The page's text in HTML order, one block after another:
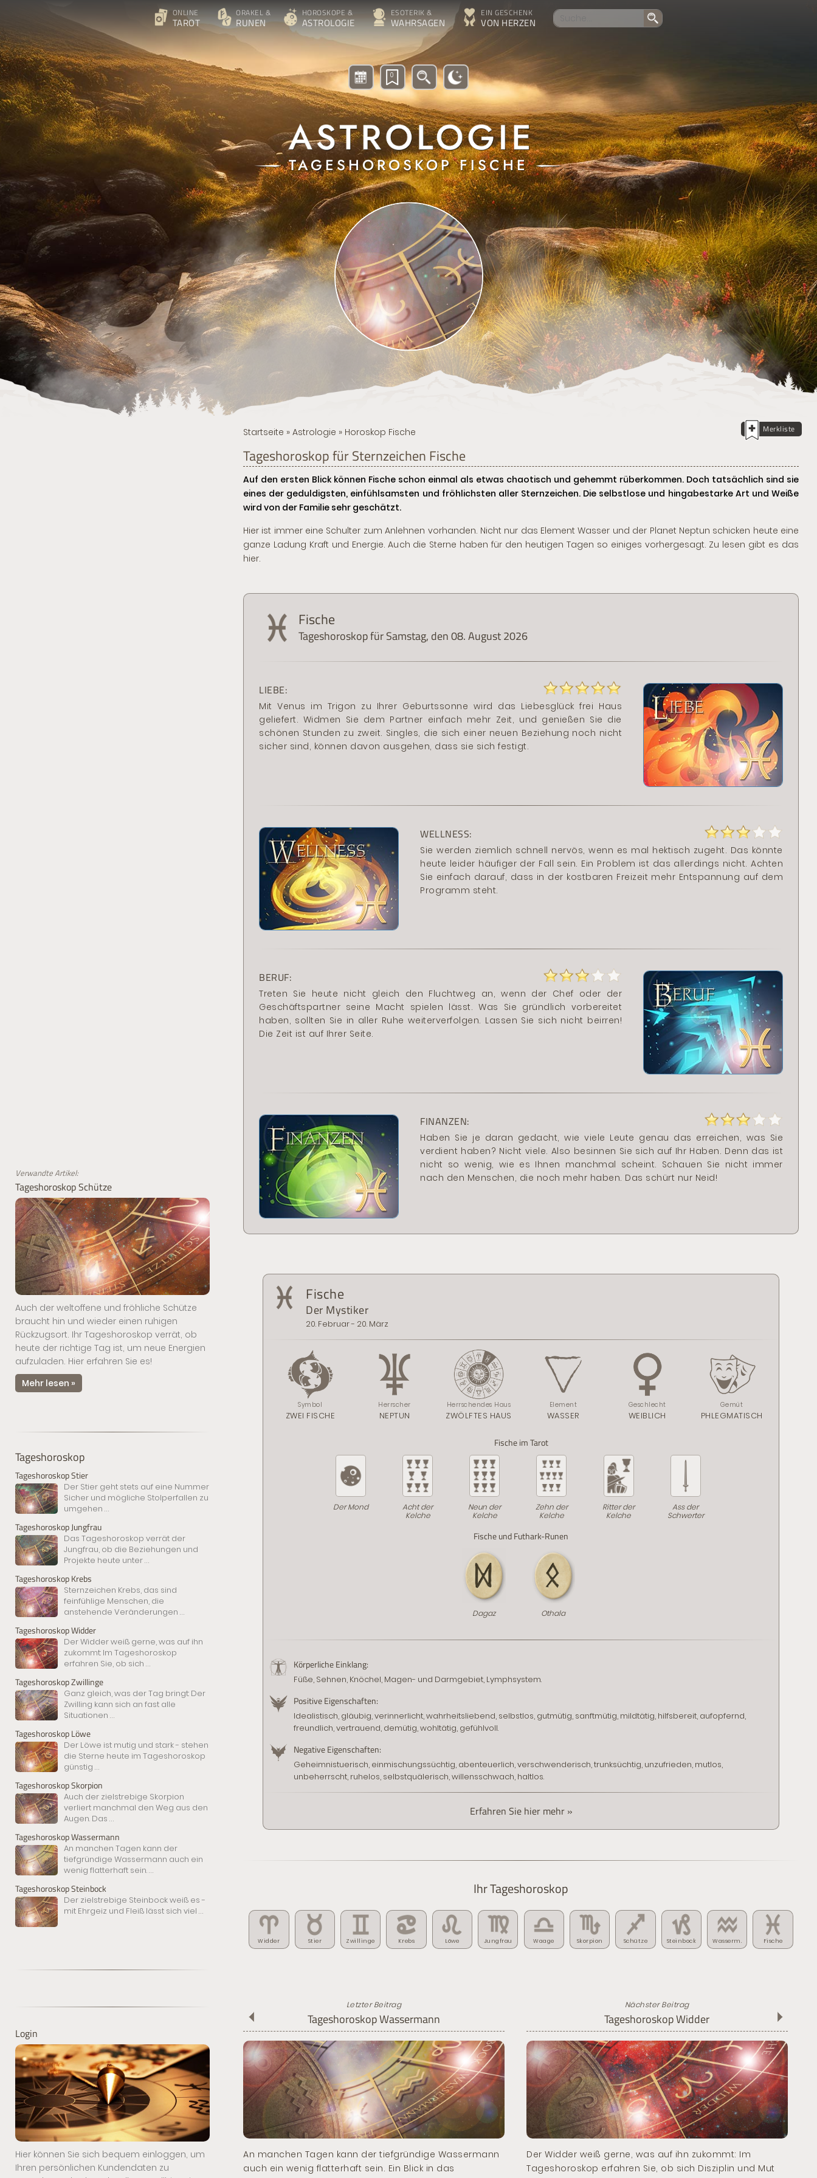
ONLINE
TAROT
ORAKEL &
RUNEN
HOROSKOPE &
ASTROLOGIE
ESOTERIK &
WAHRSAGEN
EIN GESCHENK
VON HERZEN
0
TAGESHOROSKOP FISCHE
Merkliste
Verwandte Artikel:
Tageshoroskop Schütze
Auch der weltoffene und fröhliche Schütze
braucht hin und wieder einen ruhigen
Rückzugsort. Ihr Tageshoroskop verrät, ob
heute der richtige Tag ist, um neue Energien
aufzuladen. Hier erfahren Sie es!
Mehr lesen »
Tageshoroskop
Tageshoroskop Stier
Der Stier geht stets auf eine Nummer
Sicher und mögliche Stolperfallen zu
umgehen ...
Tageshoroskop Jungfrau
Das Tageshoroskop verrät der
Jungfrau, ob die Beziehungen und
Projekte heute unter...
Tageshoroskop Krebs
Sternzeichen Krebs, das sind
feinfühlige Menschen, die
anstehende Veränderungen ...
Tageshoroskop Widder
Der Widder weiß gerne, was auf ihn
zukommt: Im Tageshoroskop
erfahren Sie, ob sich ...
Tageshoroskop Zwillinge
Ganz gleich, was der Tag bringt: Der
Zwilling kann sich an fast alle
Situationen ...
Tageshoroskop Löwe
Der Löwe ist mutig und stark - stehen
die Sterne heute im Tageshoroskop
günstig ...
Tageshoroskop Skorpion
Auch der zielstrebige Skorpion
verliert manchmal den Weg aus den
Augen. Das ...
Tageshoroskop Wassermann
An manchen Tagen kann der
tiefgründige Wassermann auch ein
wenig flatterhaft sein....
Tageshoroskop Steinbock
Der zielstrebige Steinbock weiß es -
mit Ehrgeiz und Fleiß lässt sich viel ...
Login
Hier können Sie sich bequem einloggen, um
Ihren persönlichen Kundendaten zu
Startseite » Astrologie » Horoskop Fische
Tageshoroskop für Sternzeichen Fische
Auf den ersten Blick können Fische schon einmal als etwas chaotisch und gehemmt rüberkommen. Doch tatsächlich sind sie
eines der geduldigsten, einfühlsamsten und fröhlichsten aller Sternzeichen. Die selbstlose und hingabestarke Art und Weiße
wird von der Familie sehr geschätzt.
Hier ist immer eine Schulter zum Anlehnen vorhanden. Nicht nur das Element Wasser und der Planet Neptun schicken heute eine
ganze Ladung Kraft und Energie. Auch die Sterne haben für den heutigen Tagen so einiges vorhergesagt. Zu lesen gibt es das
hier.
Fische
Tageshoroskop für Samstag, den 08. August 2026
LIEBE:
Mit Venus im Trigon zu Ihrer Geburtssonne wird das Liebesglück frei Haus
geliefert. Widmen Sie dem Partner einfach mehr Zeit, und genießen Sie die
schönen Stunden zu zweit. Singles, die sich einer neuen Beziehung noch nicht
sicher sind, können davon ausgehen, dass sie sich festigt.
WELLNESS:
Sie werden ziemlich schnell nervös, wenn es mal hektisch zugeht. Das könnte
heute leider häufiger der Fall sein. Ein Problem ist das allerdings nicht. Achten
Sie einfach darauf, dass in der kostbaren Freizeit mehr Entspannung auf dem
Programm steht.
BERUF:
Treten Sie heute nicht gleich den Fluchtweg an, wenn der Chef oder der
Geschäftspartner seine Macht spielen lässt. Was Sie gründlich vorbereitet
haben, sollten Sie in aller Ruhe weiterverfolgen. Lassen Sie sich nicht beirren!
Die Zeit ist auf Ihrer Seite.
FINANZEN:
Haben Sie je daran gedacht, wie viele Leute genau das erreichen, was Sie
verdient haben? Nicht viele. Also besinnen Sie sich auf Ihr Haben. Denn das ist
nicht so wenig, wie es Ihnen manchmal scheint. Schauen Sie nicht immer
nach den Menschen, die noch mehr haben. Das schürt nur Neid!
Fische
Der Mystiker
20. Februar - 20. März
Symbol
ZWEI FISCHE
Herrscher
NEPTUN
Herrschendes Haus
ZWÖLFTES HAUS
Element
WASSER
Geschlecht
WEIBLICH
Gemüt
PHLEGMATISCH
Fische im Tarot
Der Mond
Acht der
Kelche
Neun der
Kelche
Zehn der
Kelche
Ritter der
Kelche
Ass der
Schwerter
Fische und Futhark-Runen
Dagaz Othala
Körperliche Einklang:
Füße, Sehnen, Knöchel, Magen- und Darmgebiet, Lymphsystem.
Positive Eigenschaften:
Idealistisch, gläubig, verinnerlicht, wahrheitsliebend, selbstlos, gutmütig, sanftmütig, mildtätig, hilfsbereit, aufopfernd,
freundlich, vertrauend, demütig, wohltätig, gefühlvoll.
Negative Eigenschaften:
Geheimnistuerisch, einmischungssüchtig, abenteuerlich, verschwenderisch, trunksüchtig, unzufrieden, mutlos,
unbeherrscht, ruhelos, selbstquälerisch, willensschwach, haltlos.
Erfahren Sie hier mehr »
Ihr Tageshoroskop
Widder Stier Zwillinge Krebs Löwe Jungfrau Waage Skorpion Schütze Steinbock Wasserm. Fische
Letzter Beitrag
Tageshoroskop Wassermann
An manchen Tagen kann der tiefgründige Wassermann
auch ein wenig flatterhaft sein. Ein Blick in das
Nächster Beitrag
Tageshoroskop Widder
Der Widder weiß gerne, was auf ihn zukommt: Im
Tageshoroskop erfahren Sie, ob sich Disziplin und Mut